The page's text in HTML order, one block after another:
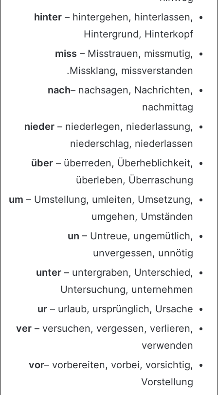
hinter – hintergehen, hinterlassen,
Hintergrund, Hinterkopf
miss – Misstrauen, missmutig,
Missklang, missverstanden.
nach– nachsagen, Nachrichten,
nachmittag
nieder – niederlegen, niederlassung,
niederschlag, niederlassen
über – überreden, Überheblichkeit,
überleben, Überraschung
um – Umstellung, umleiten, Umsetzung,
umgehen, Umständen
un – Untreue, ungemütlich,
unvergessen, unnötig
unter – untergraben, Unterschied,
Untersuchung, unternehmen
ur – urlaub, ursprünglich, Ursache
ver – versuchen, vergessen, verlieren,
verwenden
vor– vorbereiten, vorbei, vorsichtig,
Vorstellung